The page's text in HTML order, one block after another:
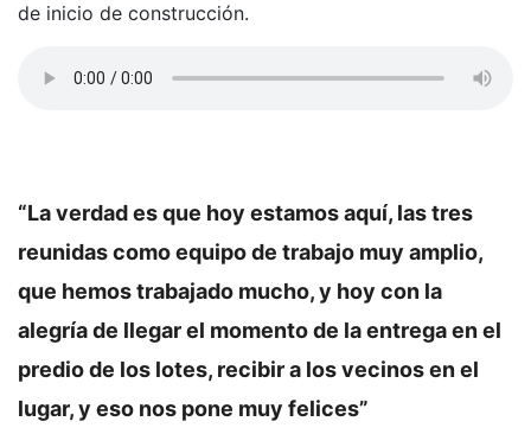
de inicio de construcción.
“La verdad es que hoy estamos aquí, las tres
reunidas como equipo de trabajo muy amplio,
que hemos trabajado mucho, y hoy con la
alegría de llegar el momento de la entrega en el
predio de los lotes, recibir a los vecinos en el
lugar, y eso nos pone muy felices”